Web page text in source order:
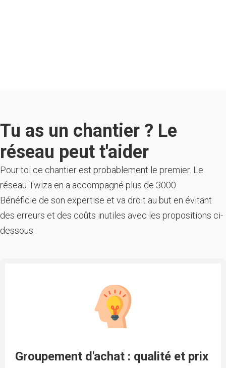
Tu as un chantier ? Le
réseau peut t'aider
Pour toi ce chantier est probablement le premier. Le
réseau Twiza en a accompagné plus de 3000.
Bénéficie de son expertise et va droit au but en évitant
des erreurs et des coûts inutiles avec les propositions ci-
dessous :
Groupement d'achat : qualité et prix